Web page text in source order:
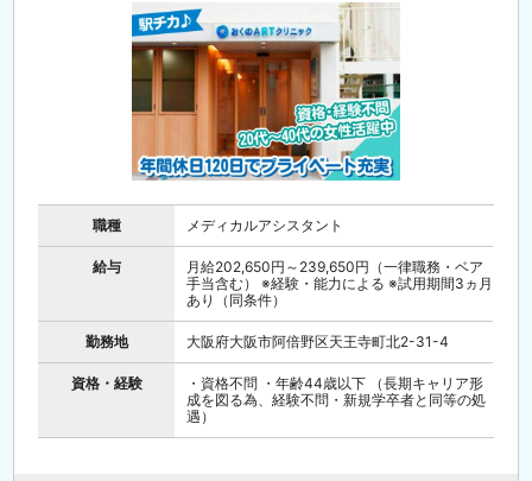
職種 メディカルアシスタント
給与
月給202,650円～239,650円（一律職務・ベア
手当含む） ※経験・能力による ※試用期間3ヵ月
あり（同条件）
勤務地 大阪府大阪市阿倍野区天王寺町北2-31-4
資格・経験
・資格不問 ・年齢44歳以下 （長期キャリア形
成を図る為、経験不問・新規学卒者と同等の処
遇）